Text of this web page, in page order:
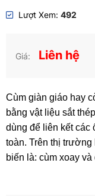
Lượt Xem: 492
Giá: Liên hệ
Cùm giàn giáo hay
bằng vật liệu sắt
dùng để liên kết các
toàn. Trên thị
biến là: cùm xoay và